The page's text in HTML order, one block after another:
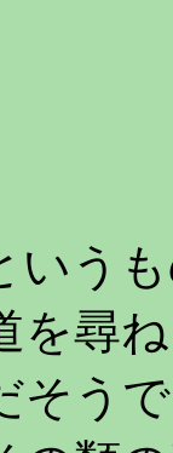
う
を尋
そう